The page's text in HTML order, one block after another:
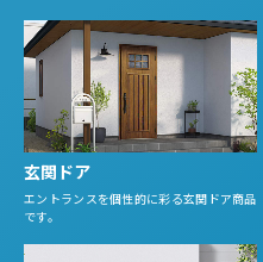
玄関ドア
エントランスを個性的に彩る玄関ドア商品
です。